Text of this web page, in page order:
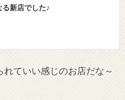
新店でした♪
ていい感じのお店だな～